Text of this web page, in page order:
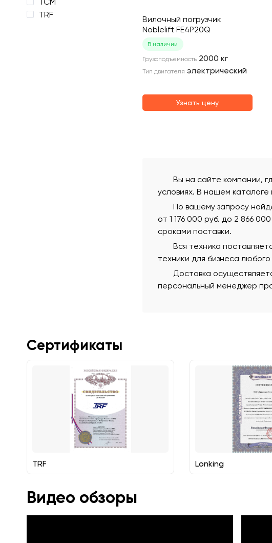
TRF
Вилочный погрузчик
Noblelift FE4P20Q
В наличии
Грузоподъемность 2000 кг
Тип двигателя электрический
Узнать цену
Вы на сайте компании,
условиях. В нашем
По вашему запросу
от 1 176 000 руб. до 2 866
сроками поставки.
Вся техника
техники для бизнеса
Доставка
персональный менеджер
Сертификаты
TRF Lonking
Видео обзоры